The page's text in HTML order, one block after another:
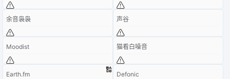
余音袅袅 声谷
Moodist 猫看白噪音
Earth.fm Defonic